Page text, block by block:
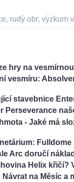
, rudý obr, výzkum
hry na
vesmíru:
stavebnice
Perseverance
- Jaké má
Arc doručí
Helix křičí?
na Měsíc a